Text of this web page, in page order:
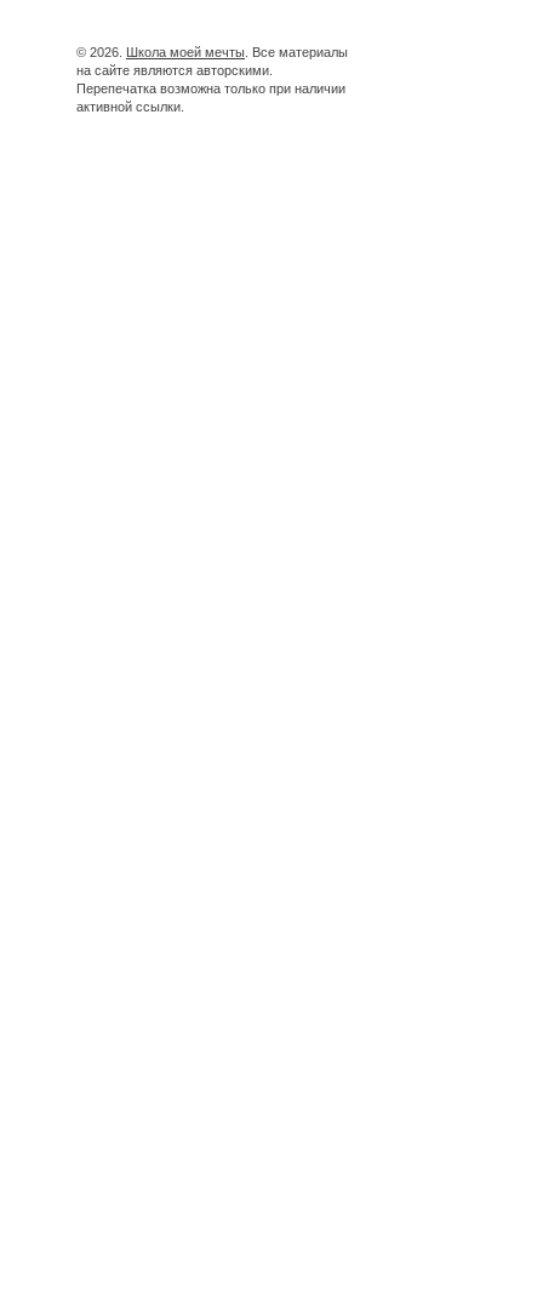
© 2026. Школа моей мечты . Все материалы
на сайте являются авторскими.
Перепечатка возможна только при наличии
активной ссылки.